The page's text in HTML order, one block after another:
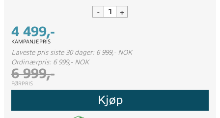
4 499,-
KAMPANJEPRIS
Laveste pris siste 30 dager: 6 999,- NOK
Ordinærpris: 6 999,- NOK
6 999,-
FØRPRIS
- +
Kjøp